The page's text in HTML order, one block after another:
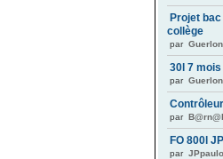
Projet
collège
par
30l 7 mois
par
par
FO 800l
par JPpaulo